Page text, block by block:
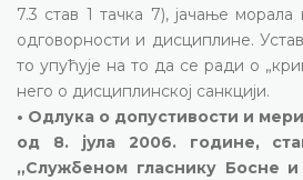
7.3 став 1 тачка 7), јачање морала
одговорности и дисциплине.
то упућује на то да се ради о
него о дисциплинској санкцији.
• Одлука о допустивости и
од 8. јула 2006. године,
„Службеном гласнику Босне